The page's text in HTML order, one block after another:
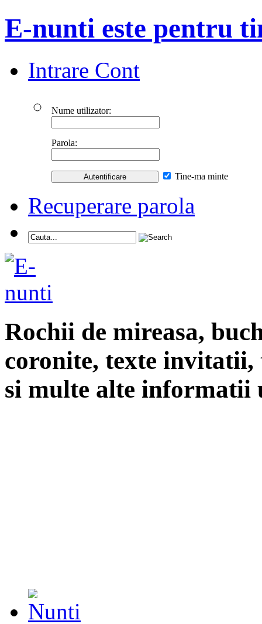
E-nunti este pentru
Intrare Cont
Nume utilizator:
Parola:
Tine-ma minte
Recuperare parola
Rochii de mireasa,
coronite, texte
si multe alte informatii